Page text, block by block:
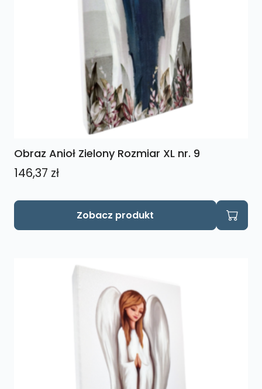
Obraz Anioł Zielony Rozmiar XL nr. 9
146,37 zł
Zobacz produkt